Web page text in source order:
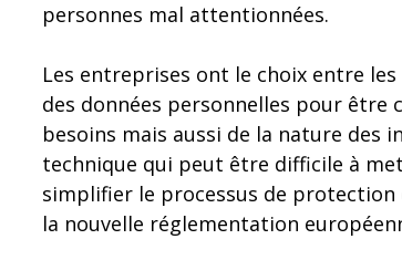
personnes mal attentionnées.
Les entreprises ont le choix entre
des données personnelles pour être
besoins mais aussi de la nature des
technique qui peut être difficile à
simplifier le processus de
la nouvelle réglementation